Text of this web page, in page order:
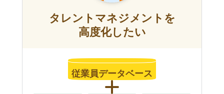
タレントマネジメントを
高度化したい
従業員データベース